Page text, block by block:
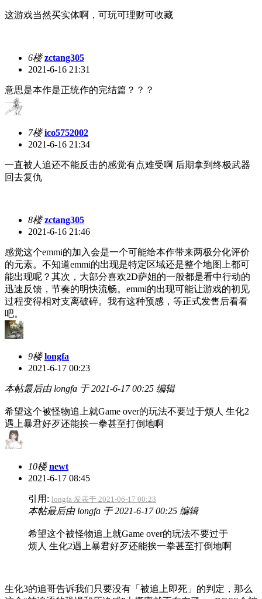
这游戏当然买实体啊，可玩可理财可收藏
6楼 zctang305
2021-6-16 21:31
意思是本作是正统作的完结篇？？？
7楼 ico5752002
2021-6-16 21:34
一直被人追还不能反击的感觉有点难受啊 后期拿到终极武器
回去复仇
8楼 zctang305
2021-6-16 21:46
感觉这个emmi的加入会是一个可能给本作带来两极分化评价
的元素。不知道emmi的出现是特定区域还是整个地图上都可
能出现呢？其次，大部分喜欢2D萨姐的一般都是看中行动的
迅速反馈，节奏的明快流畅。emmi的出现可能让游戏的初见
过程变得相对支离破碎。我有这种预感，等正式发售后看看
吧。
9楼 longfa
2021-6-17 00:23
本帖最后由 longfa 于 2021-6-17 00:25 编辑
希望这个被怪物追上就Game over的玩法不要过于烦人 生化2
遇上暴君好歹还能挨一拳甚至打倒地啊
10楼 newt
2021-6-17 08:45
引用: longfa 发表于 2021-06-17 00:23
本帖最后由 longfa 于 2021-6-17 00:25 编辑
希望这个被怪物追上就Game over的玩法不要过于
烦人 生化2遇上暴君好歹还能挨一拳甚至打倒地啊
生化3的追哥告诉我们只要没有「被追上即死」的判定，那么